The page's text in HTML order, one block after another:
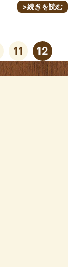
>続きを読む
11 12